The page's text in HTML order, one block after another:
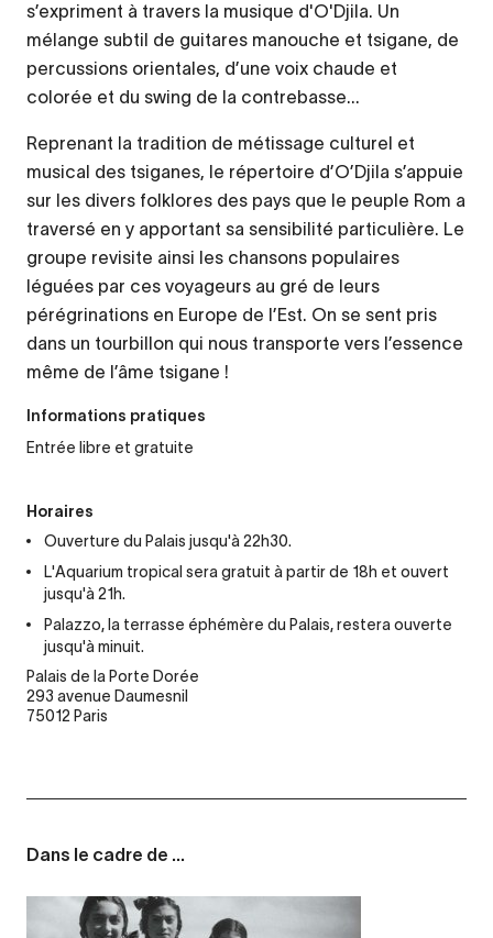
s’expriment à travers la musique d'O'Djila. Un
mélange subtil de guitares manouche et tsigane, de
percussions orientales, d’une voix chaude et
colorée et du swing de la contrebasse...
Reprenant la tradition de métissage culturel et
musical des tsiganes, le répertoire d’O’Djila s’appuie
sur les divers folklores des pays que le peuple Rom a
traversé en y apportant sa sensibilité particulière. Le
groupe revisite ainsi les chansons populaires
léguées par ces voyageurs au gré de leurs
pérégrinations en Europe de l’Est. On se sent pris
dans un tourbillon qui nous transporte vers l’essence
même de l’âme tsigane !
Informations pratiques
Entrée libre et gratuite
Horaires
Ouverture du Palais jusqu'à 22h30.
L'Aquarium tropical sera gratuit à partir de 18h et ouvert
jusqu'à 21h.
Palazzo, la terrasse éphémère du Palais, restera ouverte
jusqu'à minuit.
Palais de la Porte Dorée
293 avenue Daumesnil
75012 Paris
Dans le cadre de ...